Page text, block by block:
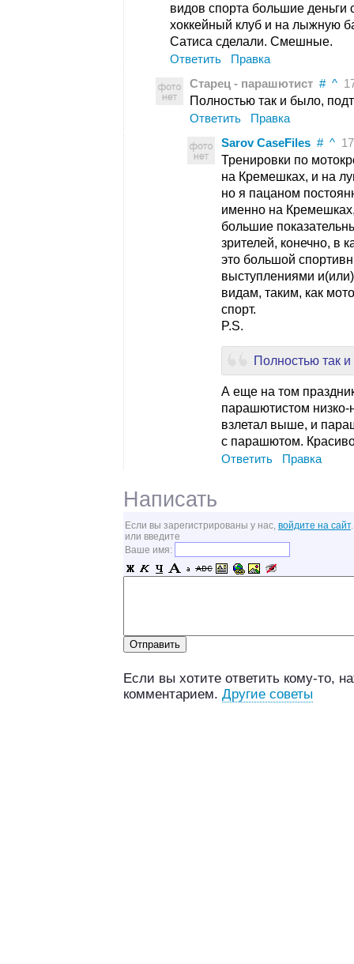
видов спорта большие деньги
хоккейный клуб и на лыжную
Сатиса сделали. Смешные.
Ответить
Правка
Старец - парашютист # ^
Полностью так и было,
Ответить
Правка
Sarov CaseFiles # ^
Тренировки по
на Кремешках, и на
но я пацаном
именно на
большие
зрителей, конечно, в
это большой
выступлениями
видам, таким, как
спорт.
P.S.
Полностью так
А еще на том
парашютистом низко-
взлетал выше, и
с парашютом.
Ответить Правка
Написать
Если вы зарегистрированы у нас, войдите на сайт.
или введите
Ваше имя:
Если вы хотите ответить кому-то,
комментарием. Другие советы